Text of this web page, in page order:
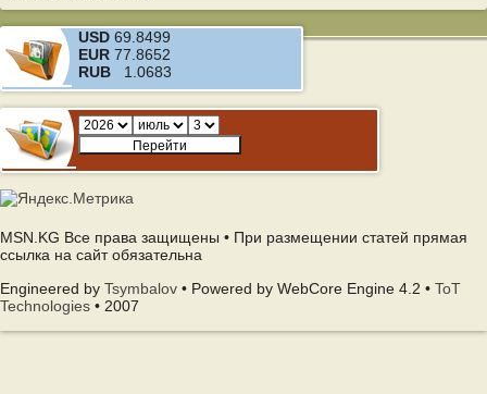
USD 69.8499
EUR 77.8652
RUB 1.0683
MSN.KG Все права защищены • При размещении статей прямая
ссылка на сайт обязательна
Engineered by Tsymbalov • Powered by WebCore Engine 4.2 • ToT
Technologies • 2007